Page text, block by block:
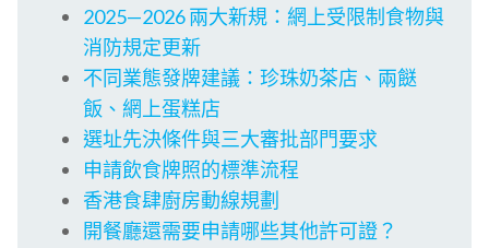
2025—2026 兩大新規：網上受限制食物與
消防規定更新
不同業態發牌建議：珍珠奶茶店、兩餸
飯、網上蛋糕店
選址先決條件與三大審批部門要求
申請飲食牌照的標準流程
香港食肆廚房動線規劃
開餐廳還需要申請哪些其他許可證？